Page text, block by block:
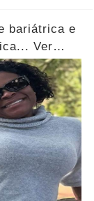
bariátrica e
Ver